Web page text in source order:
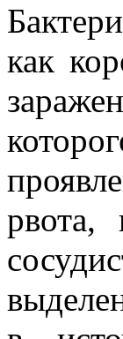
как
рвота,